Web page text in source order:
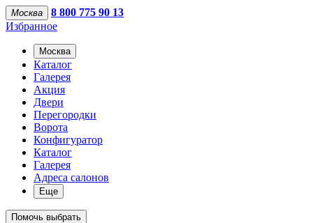
Москва
8 800 775 90 13
Избранное
Москва
Каталог
Галерея
Акция
Двери
Перегородки
Ворота
Конфигуратор
Каталог
Галерея
Адреса салонов
Еще
Помочь выбрать